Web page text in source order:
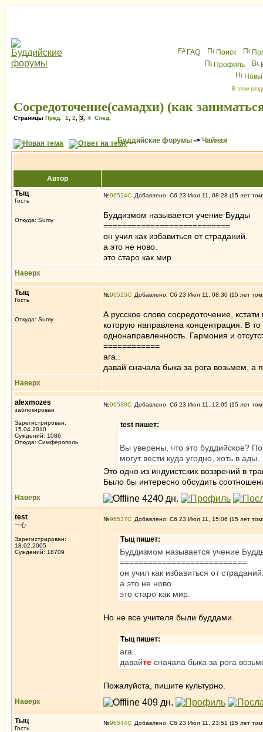
FAQ Поиск
Профиль
В этом
Сосредоточение(самадхи) (как
Страницы Пред. 1 2 3 4 След.
Буддийские форумы -> Чайная
Автор
Тыц
Гость
Откуда: Sumy
№96524 Добавлено: Сб 23 Июл 11, 08:28 (15 лет
Буддизмом называется учение Будды
===========================
он учил как избавиться от страданий.
а это не ново.
это старо как мир.
Наверх
Тыц
Гость
Откуда: Sumy
№96525 Добавлено: Сб 23 Июл 11, 08:30 (15 лет
А русское слово сосредоточение,
которую направлена концентрация. В
однонаправленность. Гармония и
============
ага..
давай сначала быка за рога возьмем, а
Наверх
alexmozes
заблокирован
Зарегистрирован:
15.04.2010
Суждений: 1086
Откуда: Симферополь
№96530 Добавлено: Сб 23 Июл 11, 12:05 (15 лет
test пишет:
Вы уверены, что это буддийское?
могут вести куда угодно, хоть в ады.
Это одно из индуистских воззрений в
Было бы интересно обсудить
Наверх
test
一心
Зарегистрирован:
18.02.2005
Суждений: 18709
№96537 Добавлено: Сб 23 Июл 11, 15:06 (15 лет
Тыц пишет:
Буддизмом называется учение
===========================
он учил как избавиться от
а это не ново.
это старо как мир.
Но не все учителя были буддами.
Тыц пишет:
ага..
давайте сначала быка за рога
Пожалуйста, пишите культурно.
Наверх
Тыц
Гость
№96544 Добавлено: Сб 23 Июл 11, 23:51 (15 лет